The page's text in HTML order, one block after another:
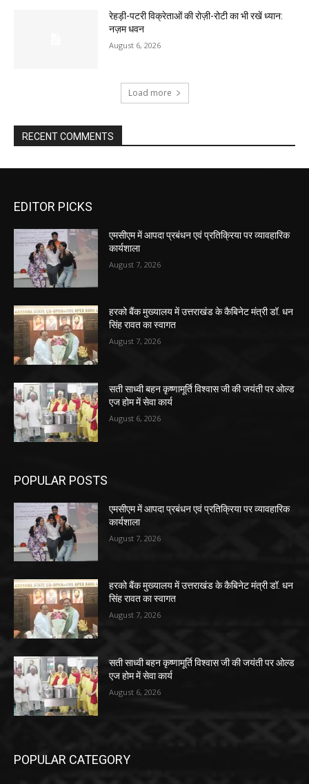
रेहड़ी-पटरी विक्रेताओं की रोज़ी-रोटी का भी रखें ध्यान:
नज़म धवन
August 6, 2026
Load more
RECENT COMMENTS
EDITOR PICKS
एमसीएम में आपदा प्रबंधन एवं प्रतिक्रिया पर व्यावहारिक
कार्यशाला
August 7, 2026
हरको बैंक मुख्यालय में उत्तराखंड के कैबिनेट मंत्री डॉ. धन
सिंह रावत का स्वागत
August 7, 2026
सती साध्वी बहन कृष्णामूर्ति विश्वास जी की जयंती पर ओल्ड
एज होम में सेवा कार्य
August 6, 2026
POPULAR POSTS
एमसीएम में आपदा प्रबंधन एवं प्रतिक्रिया पर व्यावहारिक
कार्यशाला
August 7, 2026
हरको बैंक मुख्यालय में उत्तराखंड के कैबिनेट मंत्री डॉ. धन
सिंह रावत का स्वागत
August 7, 2026
सती साध्वी बहन कृष्णामूर्ति विश्वास जी की जयंती पर ओल्ड
एज होम में सेवा कार्य
August 6, 2026
POPULAR CATEGORY